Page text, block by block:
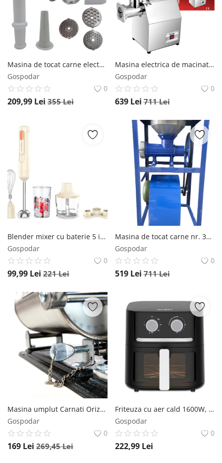
Masina de tocat carne electrica 3000W *4 in 1* cu adaptor rosii, carnati, chitele; 3 site inox, PROFESSIONAL CAMPION CMP0802 CAMPION
Gospodar
0
209,99 Lei 355Lei
Masina electrica de macinat carne, 150kg/ora, 1500W, inox, Poland B8102
Gospodar
0
639 Lei 711Lei
Blender mixer cu baterie 5 in 1, 60W, fara fir, 0.5L, alb, Decakila KMJB042W Decakila
Gospodar
0
99,99 Lei 221Lei
Masina de tocat carne nr. 32, 2500W, 1400rpm, cu masuta si palnie mare, fonta, Campion CMP0275 CAMPION
Gospodar
0
519 Lei 711Lei
Masina umplut Carnati Orizontala 4kg, INOX, 4 planii incluse, cu megina, maner lemn SCULE365
Gospodar
0
169 Lei 269,45Lei
Friteuza cu aer cald 1600W, capacitate 6.5L, cu temporizator si temperatura reglabila, air fryer Decakila KEEC085B Decakila
Gospodar
0
222,99 Lei